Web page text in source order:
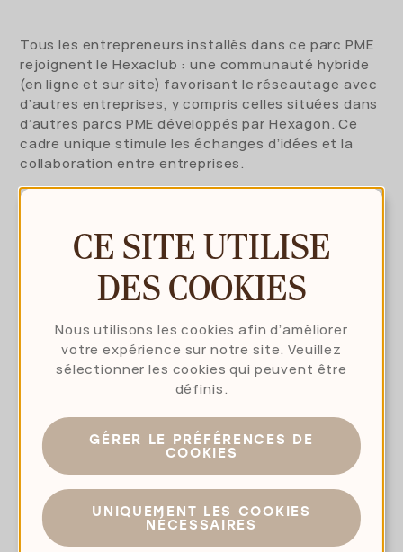
Tous les entrepreneurs installés dans ce parc PME
rejoignent le Hexaclub : une communauté hybride
(en ligne et sur site) favorisant le réseautage avec
d’autres entreprises, y compris celles situées dans
d’autres parcs PME développés par Hexagon. Ce
cadre unique stimule les échanges d’idées et la
collaboration entre entreprises.
Hexagon mise sur la durabilité et la biodiversité
pour la réalisation de Park Apart. Concrètement :
chaque acquéreur a la possibilité d’installer des
panneaux solaires, des méthodes de construction
sol est combiné à un système de récupération et
d’infiltration des eaux de pluie.
Texte | Geert Van Cauwenberge
Photo | Hexagon
CE SITE UTILISE
DES COOKIES
Nous utilisons les cookies afin d’améliorer
votre expérience sur notre site. Veuillez
sélectionner les cookies qui peuvent être
définis.
GÉRER LE PRÉFÉRENCES DE
COOKIES
UNIQUEMENT LES COOKIES
NÉCESSAIRES